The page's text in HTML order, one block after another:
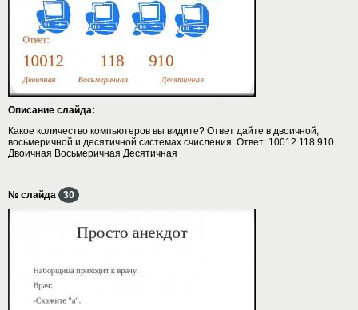
Описание слайда:
Какое количество компьютеров вы видите? Ответ дайте в двоичной,
восьмеричной и десятичной системах счисления. Ответ: 10012 118 910
Двоичная Восьмеричная Десятичная
№ слайда 30